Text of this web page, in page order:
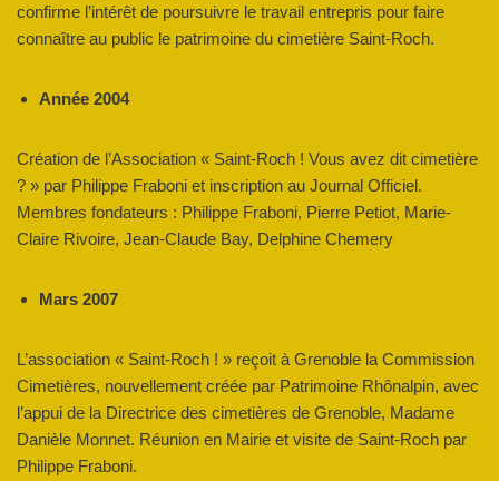
confirme l’intérêt de poursuivre le travail entrepris pour faire
connaître au public le patrimoine du cimetière Saint-Roch.
Année 2004
Création de l’Association « Saint-Roch ! Vous avez dit cimetière
? » par Philippe Fraboni et inscription au Journal Officiel.
Membres fondateurs : Philippe Fraboni, Pierre Petiot, Marie-
Claire Rivoire, Jean-Claude Bay, Delphine Chemery
Mars 2007
L’association « Saint-Roch ! » reçoit à Grenoble la Commission
Cimetières, nouvellement créée par Patrimoine Rhônalpin, avec
l’appui de la Directrice des cimetières de Grenoble, Madame
Danièle Monnet. Réunion en Mairie et visite de Saint-Roch par
Philippe Fraboni.